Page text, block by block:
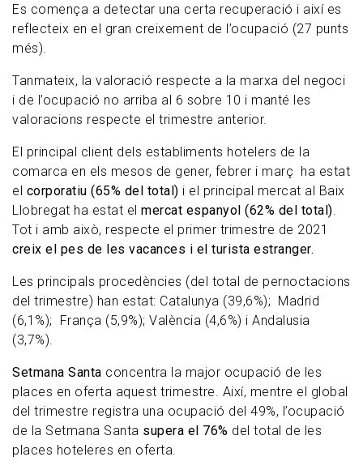
Es comença a detectar una certa recuperació i així es
reflecteix en el gran creixement de l’ocupació (27 punts
més).
Tanmateix, la valoració respecte a la marxa del negoci
i de l’ocupació no arriba al 6 sobre 10 i manté les
valoracions respecte el trimestre anterior.
El principal client dels establiments hotelers de la
comarca en els mesos de gener, febrer i març ha estat
el corporatiu (65% del total) i el principal mercat al Baix
Llobregat ha estat el mercat espanyol (62% del total).
Tot i amb això, respecte el primer trimestre de 2021
creix el pes de les vacances i el turista estranger.
Les principals procedències (del total de pernoctacions
del trimestre) han estat: Catalunya (39,6%); Madrid
(6,1%); França (5,9%); València (4,6%) i Andalusia
(3,7%).
Setmana Santa concentra la major ocupació de les
places en oferta aquest trimestre. Així, mentre el global
del trimestre registra una ocupació del 49%, l’ocupació
de la Setmana Santa supera el 76% del total de les
places hoteleres en oferta.